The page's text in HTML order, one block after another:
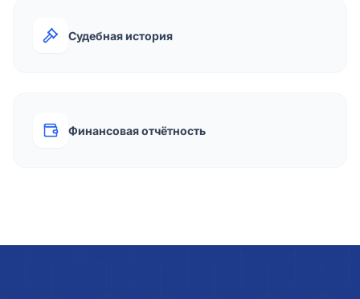
Судебная история
Финансовая отчётность